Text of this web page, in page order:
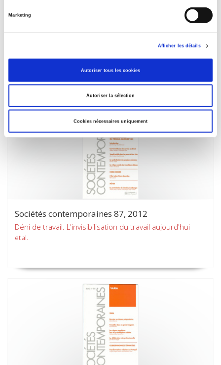
Marketing
Afficher les détails
Autoriser tous les cookies
Autoriser la sélection
Cookies nécessaires uniquement
Sociétés contemporaines 88, 2012
et al.
Sociétés contemporaines 87, 2012
Déni de travail. L'invisibilisation du travail aujourd'hui
et al.